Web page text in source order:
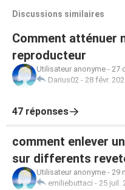
Discussions similaires
Comment atténuer
reproducteur
Utilisateur anonyme - 27
Darius02 - 28 févr.
47 réponses
comment enlever
sur differents
Utilisateur anonyme - 29
emiliebuttaci - 25 juil.